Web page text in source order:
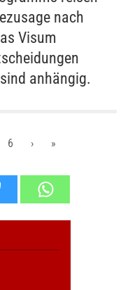
nach
Visum
anhängig.
6 › »